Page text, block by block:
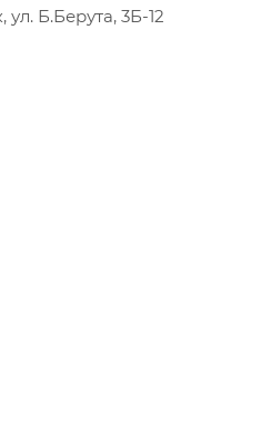
Б.Берута, 3Б-12